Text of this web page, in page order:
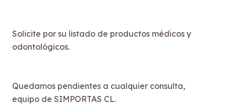
Solicite por su listado de productos médicos y
odontológicos.
Quedamos pendientes a cualquier consulta,
equipo de SIMPORTAS CL.